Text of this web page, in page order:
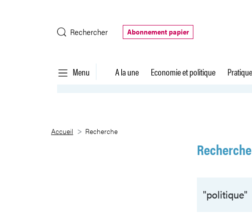
Rechercher
Abonnement papier
Menu A la une Economie et politique Pratique
Recherche
Accueil Recherche
Recherche